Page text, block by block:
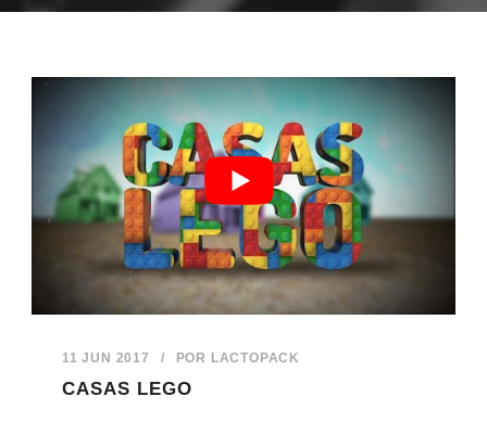
11 JUN 2017 / POR LACTOPACK
CASAS LEGO